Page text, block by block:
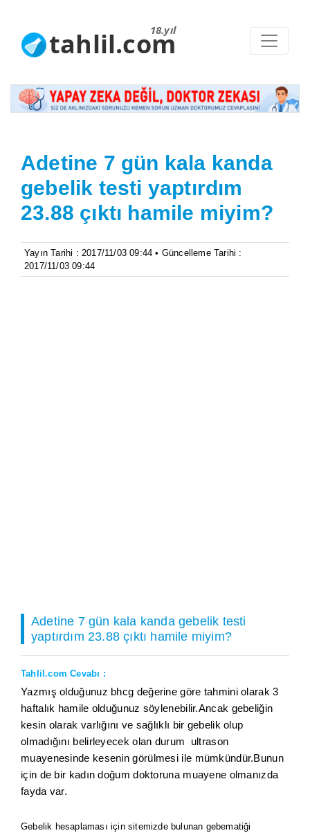
18.yıl
tahlil.com
Adetine 7 gün kala kanda
gebelik testi yaptırdım
23.88 çıktı hamile miyim?
Yayın Tarihi : 2017/11/03 09:44 • Güncelleme Tarihi :
2017/11/03 09:44
Adetine 7 gün kala kanda gebelik testi
yaptırdım 23.88 çıktı hamile miyim?
Tahlil.com Cevabı :
Yazmış olduğunuz bhcg değerine göre tahmini olarak 3
haftalık hamile olduğunuz söylenebilir.Ancak gebeliğin
kesin olarak varlığını ve sağlıklı bir gebelik olup
olmadığını belirleyecek olan durum ultrason
muayenesinde kesenin görülmesi ile mümkündür.Bunun
için de bir kadın doğum doktoruna muayene olmanızda
fayda var.
Gebelik hesaplaması için sitemizde bulunan gebematiği